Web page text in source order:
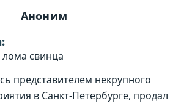
Аноним
свинца
представителем некрупного
в Санкт-Петербурге, продал